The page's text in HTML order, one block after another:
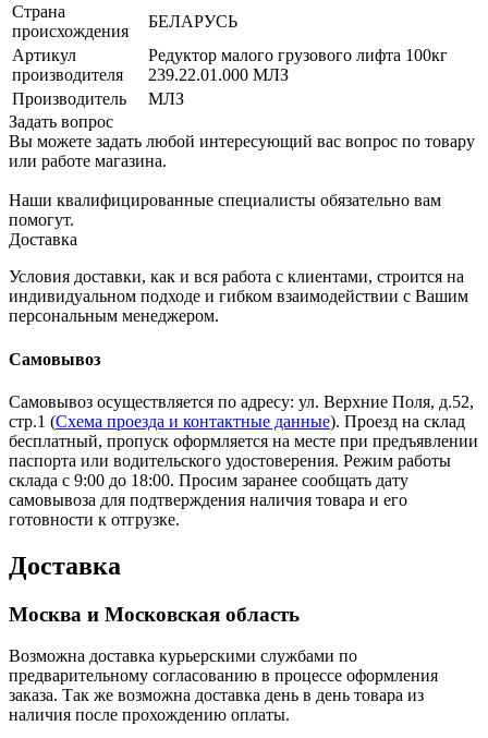
Страна
происхождения
БЕЛАРУСЬ
Артикул
производителя
Редуктор малого грузового лифта 100кг
239.22.01.000 МЛЗ
Производитель
МЛЗ
Задать вопрос
Вы можете задать любой интересующий вас вопрос по товару
или работе магазина.
Наши квалифицированные специалисты обязательно вам
помогут.
Доставка
Условия доставки, как и вся работа с клиентами, строится на
индивидуальном подходе и гибком взаимодействии с Вашим
персональным менеджером.
Самовывоз
Самовывоз осуществляется по адресу: ул. Верхние Поля, д.52,
стр.1 (Схема проезда и контактные данные). Проезд на склад
бесплатный, пропуск оформляется на месте при предъявлении
паспорта или водительского удостоверения. Режим работы
склада с 9:00 до 18:00. Просим заранее сообщать дату
самовывоза для подтверждения наличия товара и его
готовности к отгрузке.
Доставка
Москва и Московская область
Возможна доставка курьерскими службами по
предварительному согласованию в процессе оформления
заказа. Так же возможна доставка день в день товара из
наличия после прохождению оплаты.